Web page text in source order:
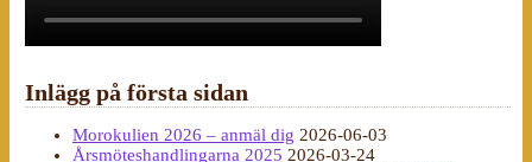
Inlägg på första sidan
Morokulien 2026 – anmäl dig 2026-06-03
Årsmöteshandlingarna 2025 2026-03-24